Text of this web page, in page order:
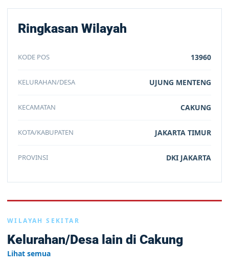
Ringkasan Wilayah
KODE POS 13960
KELURAHAN/DESA UJUNG MENTENG
KECAMATAN CAKUNG
KOTA/KABUPATEN JAKARTA TIMUR
PROVINSI DKI JAKARTA
WILAYAH SEKITAR
Kelurahan/Desa lain di Cakung
Lihat semua